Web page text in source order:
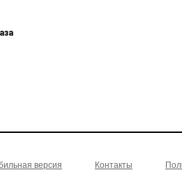
версия Контакты